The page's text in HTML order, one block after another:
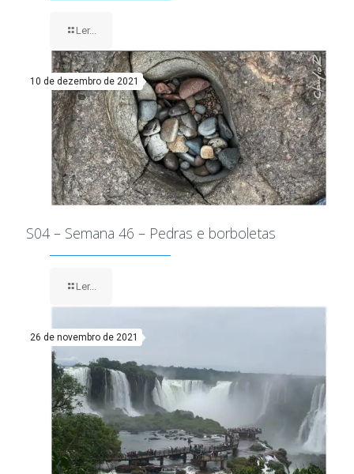
Ler...
10 de dezembro de 2021
S04 – Semana 46 – Pedras e borboletas
Ler...
26 de novembro de 2021